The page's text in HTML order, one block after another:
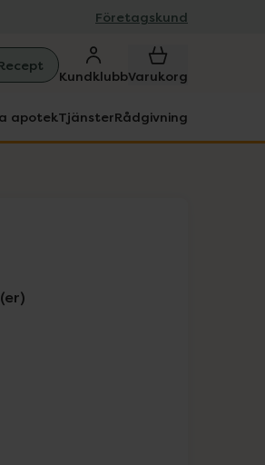
Företagskund
KundklubbVarukorg
apotekTjänsterRådgivning